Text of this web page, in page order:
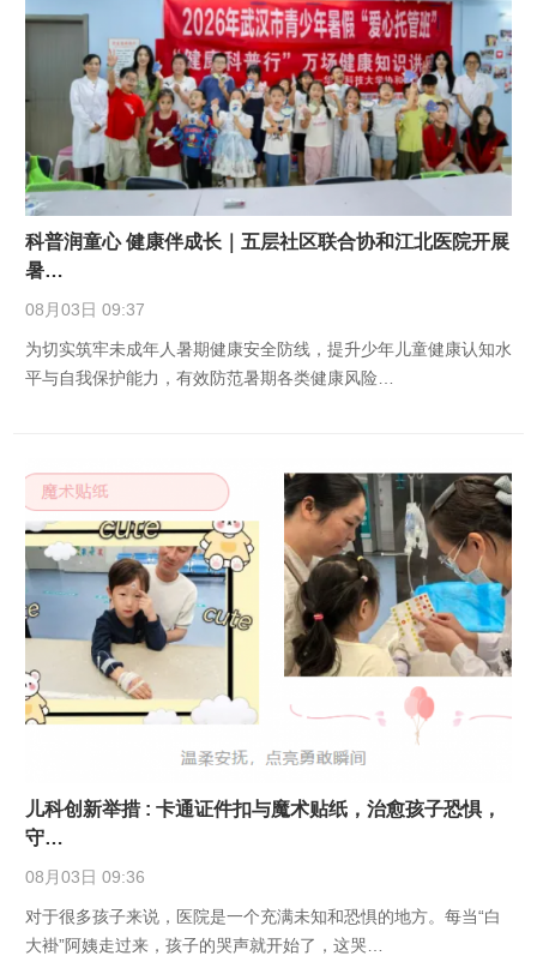
科普润童心 健康伴成长｜五层社区联合协和江北医院开展
暑…
08月03日 09:37
为切实筑牢未成年人暑期健康安全防线，提升少年儿童健康认知水
平与自我保护能力，有效防范暑期各类健康风险…
儿科创新举措 : 卡通证件扣与魔术贴纸，治愈孩子恐惧，
守…
08月03日 09:36
对于很多孩子来说，医院是一个充满未知和恐惧的地方。每当“白
大褂”阿姨走过来，孩子的哭声就开始了，这哭…